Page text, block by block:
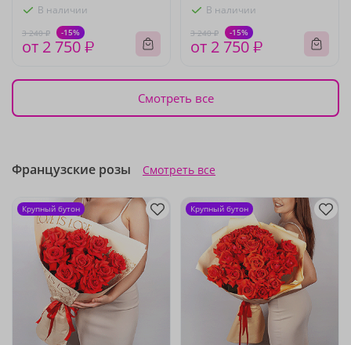
В наличии
3 240 ₽ -15%
от 2 750 ₽
В наличии
3 240 ₽ -15%
от 2 750 ₽
Смотреть все
Французские розы Смотреть все
Крупный бутон Крупный бутон